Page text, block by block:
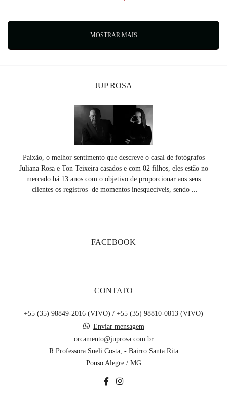
MOSTRAR MAIS
JUP ROSA
Paixão, o melhor sentimento que descreve o casal de fotógrafos
Juliana Rosa e Ton Teixeira casados e com 02 filhos, eles estão no
mercado há 13 anos com o objetivo de proporcionar aos seus
clientes os registros de momentos inesquecíveis, sendo ...
FACEBOOK
CONTATO
+55 (35) 98849-2016 (VIVO) / +55 (35) 98810-0813 (VIVO)
Enviar mensagem
orcamento@juprosa.com.br
R:Professora Sueli Costa, - Bairro Santa Rita
Pouso Alegre / MG